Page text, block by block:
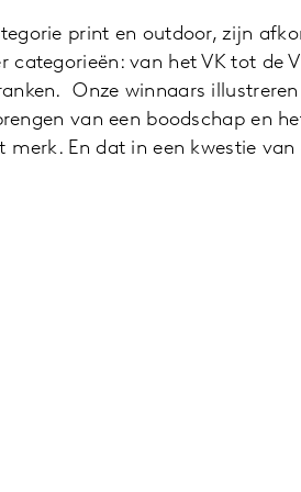
print en outdoor, zijn
categorieën: van het VK tot de
Onze winnaars
van een boodschap en
merk. En dat in een kwestie van